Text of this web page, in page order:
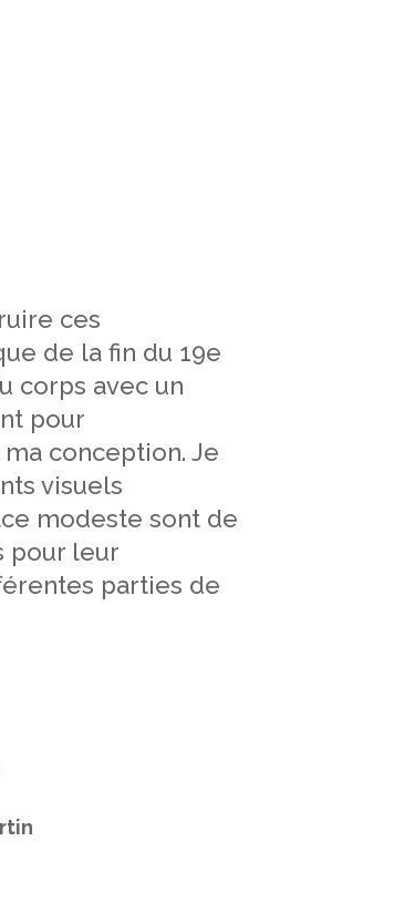
ces
de la fin du 19e
corps avec un
pour
conception. Je
visuels
modeste sont de
pour leur
parties de